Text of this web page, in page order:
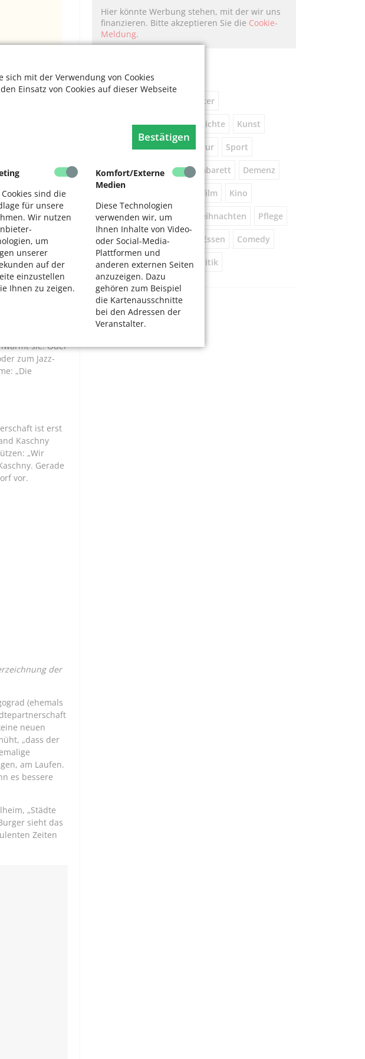
mit der Verwendung von Cookies
Einsatz von Cookies auf dieser Webseite
Bestätigen
Cookies sind die
für unsere
Wir nutzen
um
unserer
auf der
einzustellen
Ihnen zu zeigen.
Komfort/Externe
Medien
Diese Technologien
verwenden wir, um
Ihnen Inhalte von Video-
oder Social-Media-
Plattformen und
anderen externen Seiten
anzuzeigen. Dazu
gehören zum Beispiel
die Kartenausschnitte
bei den Adressen der
Veranstalter.
erklärt
und
Die
oder
jeweiligen
bunte
um nur
und
zu reisen:
sie. Oder
zum Jazz-
„Die
ist erst
Kaschny
„Wir
Gerade
vor.
der
(ehemals
neuen
„dass der
am Laufen.
es bessere
„Städte
sieht das
Zeiten
Hier könnte Werbung stehen, mit der wir uns
finanzieren. Bitte akzeptieren Sie die Cookie-
Meldung.
Schlagworte
Theater
Seniorennetzwerk Geschichte Kunst
Natur Literatur Sport
Führung Gespräche Kabarett Demenz
Film Kino
Vorsorge Beratung Weihnachten Pflege
Feste Tanz Vortrag Essen Comedy
Digital Gesundheit Politik